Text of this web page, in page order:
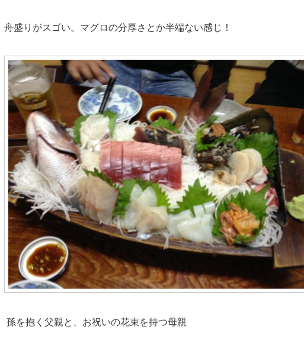
e
o
o
k
er
舟盛りがスゴい。マグロの分厚さとか半端ない感じ！
孫を抱く父親と、お祝いの花束を持つ母親